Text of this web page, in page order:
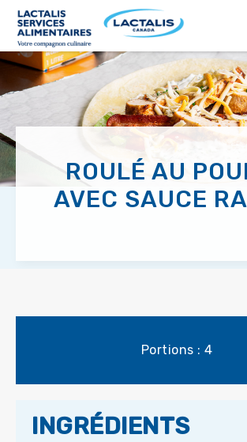
main
content
ROULÉ AU
AVEC SAUCE
Portions : 4
INGRÉDIENTS